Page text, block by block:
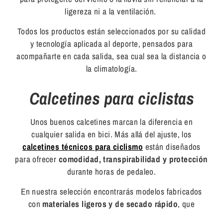
ligereza ni a la ventilación.
Todos los productos están seleccionados por su calidad
y tecnología aplicada al deporte, pensados para
acompañarte en cada salida, sea cual sea la distancia o
la climatología.
Calcetines para ciclistas
Unos buenos calcetines marcan la diferencia en
cualquier salida en bici. Más allá del ajuste, los
calcetines técnicos para ciclismo están diseñados
para ofrecer comodidad, transpirabilidad y protección
durante horas de pedaleo.
En nuestra selección encontrarás modelos fabricados
con materiales ligeros y de secado rápido, que